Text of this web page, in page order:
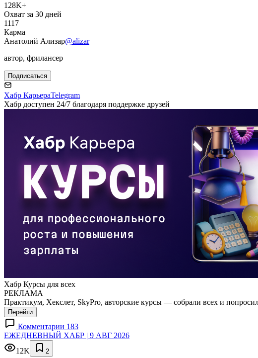
128K+
Охват за 30 дней
1117
Карма
Анатолий Ализар@alizar
автор, фрилансер
Подписаться
Хабр КарьераTelegram
Хабр доступен 24/7 благодаря поддержке друзей
Хабр Курсы для всех
РЕКЛАМА
Практикум, Хекслет, SkyPro, авторские курсы — собрали всех и
Перейти
Комментарии 183
ЕЖЕДНЕВНЫЙ ХАБР | 9 АВГ 2026
12K
2